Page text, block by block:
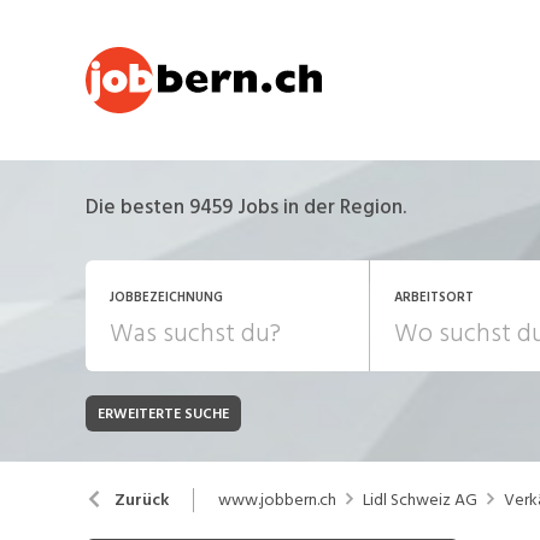
Die besten 9459 Jobs in der Region.
JOBBEZEICHNUNG ARBEITSORT
JOB-TYP
Festanstellung
Bank, Versicherung
Chemie, Pharma, Biotechnologie
ERWEITERTE SUCHE
Zurück www.jobbern.ch Lidl Schweiz AG